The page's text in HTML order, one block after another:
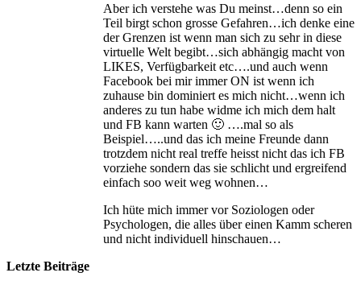
Aber ich verstehe was Du meinst…denn so ein
Teil birgt schon grosse Gefahren…ich denke eine
der Grenzen ist wenn man sich zu sehr in diese
virtuelle Welt begibt…sich abhängig macht von
LIKES, Verfügbarkeit etc….und auch wenn
Facebook bei mir immer ON ist wenn ich
zuhause bin dominiert es mich nicht…wenn ich
anderes zu tun habe widme ich mich dem halt
und FB kann warten 🙂 ….mal so als
Beispiel…..und das ich meine Freunde dann
trotzdem nicht real treffe heisst nicht das ich FB
vorziehe sondern das sie schlicht und ergreifend
einfach soo weit weg wohnen…
Ich hüte mich immer vor Soziologen oder
Psychologen, die alles über einen Kamm scheren
und nicht individuell hinschauen…
Letzte Beiträge